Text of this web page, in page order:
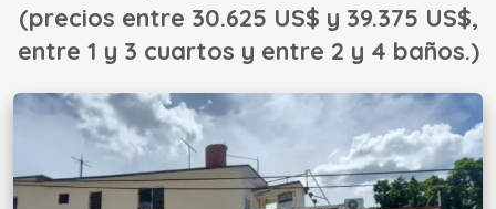
(precios entre 30.625 US$ y 39.375 US$,
entre 1 y 3 cuartos y entre 2 y 4 baños.)